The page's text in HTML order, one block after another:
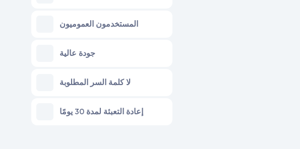
المستخدمون العموميون
جودة عالية
لا كلمة السر المطلوبة
إعادة التعبئة لمدة 30 يومًا